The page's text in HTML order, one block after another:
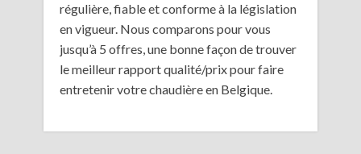
régulière, fiable et conforme à la législation
en vigueur. Nous comparons pour vous
jusqu’à 5 offres, une bonne façon de trouver
le meilleur rapport qualité/prix pour faire
entretenir votre chaudière en Belgique.